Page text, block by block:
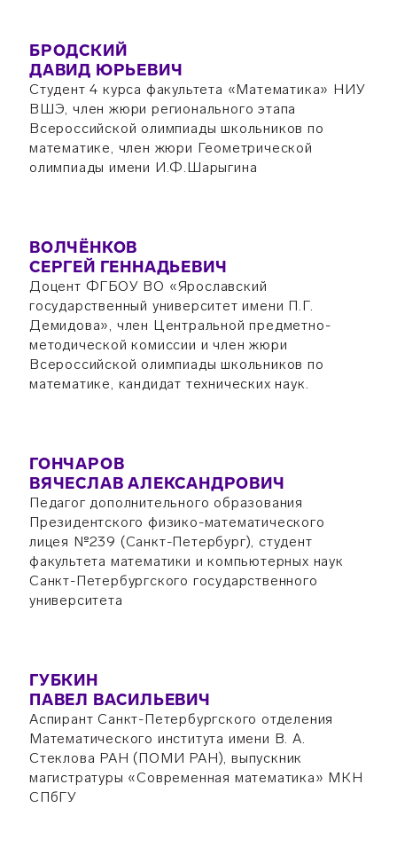
БРОДСКИЙ
ДАВИД ЮРЬЕВИЧ
Студент 4 курса факультета «Математика» НИУ
ВШЭ, член жюри регионального этапа
Всероссийской олимпиады школьников по
математике, член жюри Геометрической
олимпиады имени И.Ф.Шарыгина
ВОЛЧЁНКОВ
СЕРГЕЙ ГЕННАДЬЕВИЧ
Доцент ФГБОУ ВО «Ярославский
государственный университет имени П.Г.
Демидова», член Центральной предметно-
методической комиссии и член жюри
Всероссийской олимпиады школьников по
математике, кандидат технических наук.
ГОНЧАРОВ
ВЯЧЕСЛАВ АЛЕКСАНДРОВИЧ
Педагог дополнительного образования
Президентского физико-математического
лицея №239 (Санкт-Петербург), студент
факультета математики и компьютерных наук
Санкт-Петербургского государственного
университета
ГУБКИН
ПАВЕЛ ВАСИЛЬЕВИЧ
Аспирант Санкт-Петербургского отделения
Математического института имени В. А.
Стеклова РАН (ПОМИ РАН), выпускник
магистратуры «Современная математика» МКН
СПбГУ